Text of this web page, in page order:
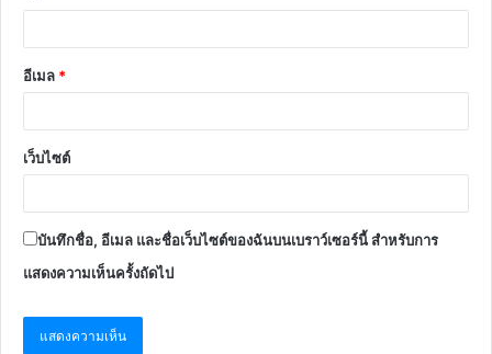
อีเมล *
เว็บไซต์
บันทึกชื่อ, อีเมล และชื่อเว็บไซต์ของฉันบนเบราว์เซอร์นี้ สำหรับการ
แสดงความเห็นครั้งถัดไป